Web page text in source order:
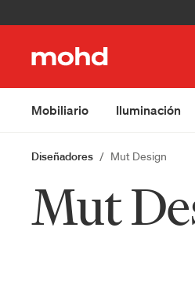
Mobiliario Iluminación
Diseñadores Mut Design
Mut